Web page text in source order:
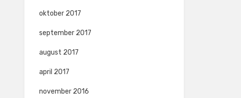
oktober 2017
september 2017
august 2017
april 2017
november 2016